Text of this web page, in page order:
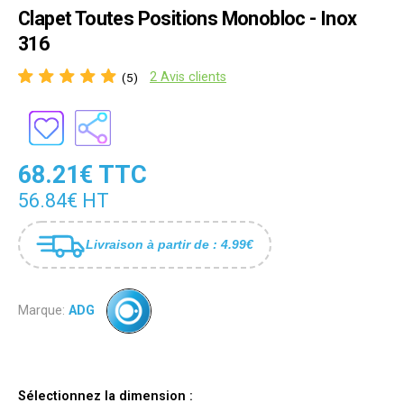
Clapet Toutes Positions Monobloc - Inox
316
(5) 2 Avis clients
68.21€ TTC
56.84€ HT
Livraison à partir de : 4.99€
Marque: ADG
Sélectionnez la dimension :